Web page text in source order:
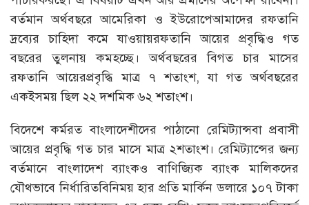
বর্তমান অর্থবছরে আমেরিকা ও ইউরোপেআমাদের রফতানি
দ্রব্যের চাহিদা কমে যাওয়ায়রফতানি আয়ের প্রবৃদ্ধিও গত
বছরের তুলনায় কমহচ্ছে। অর্থবছরের বিগত চার মাসের
রফতানি আয়েরপ্রবৃদ্ধি মাত্র ৭ শতাংশ, যা গত অর্থবছরের
একইসময় ছিল ২২ দশমিক ৬২ শতাংশ।
বিদেশে কর্মরত বাংলাদেশীদের পাঠানো রেমিট্যান্সবা প্রবাসী
আয়ের প্রবৃদ্ধি গত চার মাসে মাত্র ২শতাংশ। রেমিট্যান্সের জন্য
বর্তমানে বাংলাদেশ ব্যাংকও বাণিজ্যিক ব্যাংক মালিকদের
যৌথভাবে নির্ধারিতবিনিময় হার প্রতি মার্কিন ডলারে ১০৭ টাকা